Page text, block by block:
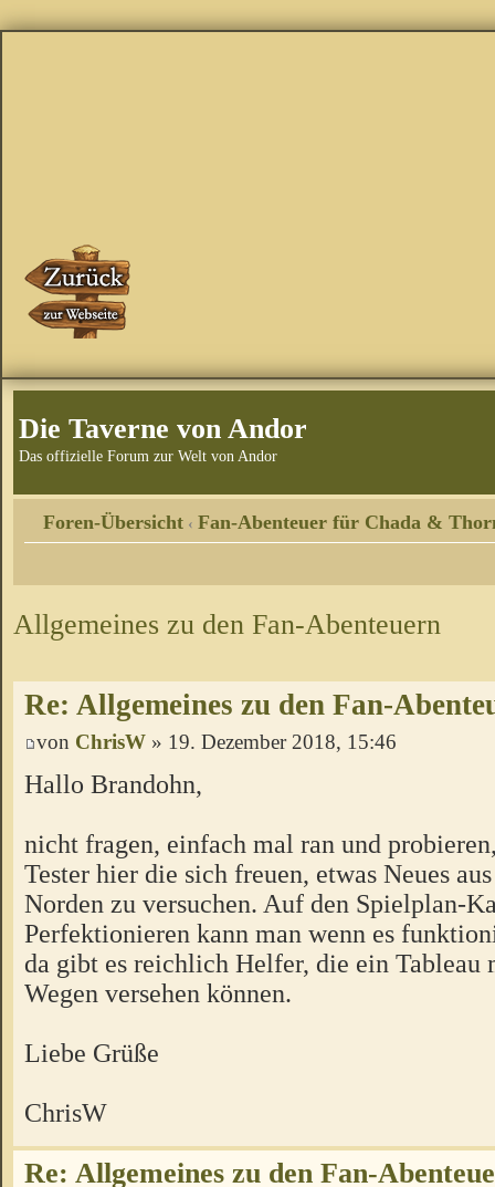
Die Taverne von Andor
Das offizielle Forum zur Welt von Andor
Foren-Übersicht ‹ Fan-Abenteuer für Chada &
Allgemeines zu den Fan-Abenteuern
Re: Allgemeines zu den Fan-
von ChrisW » 19. Dezember 2018, 15:46
Hallo Brandohn,
nicht fragen, einfach mal ran und
Tester hier die sich freuen, etwas Neues
Norden zu versuchen. Auf den Spielplan-
Perfektionieren kann man wenn es
da gibt es reichlich Helfer, die ein Tableau
Wegen versehen können.
Liebe Grüße
ChrisW
Re: Allgemeines zu den Fan-